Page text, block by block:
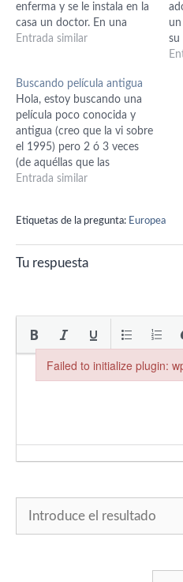
enferma y se le instala en la
casa un doctor. En una
escena ella escapa a pasear
descubre que este doctor la
había asistido cuando ella…
Entrada similar
su
Buscando película antigua
Hola, estoy buscando una
película poco conocida y
antigua (creo que la vi sobre
el 1995) pero 2 ó 3 veces
(de aquéllas que las
echaban a menudo) La
sádica, se cosían las heridas
Entrada similar
Etiquetas de la pregunta: Europea
Tu respuesta
Failed to initialize plugin:
Failed to initialize plugin: